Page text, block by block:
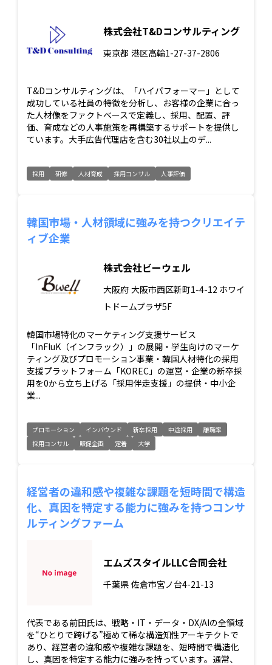
株式会社T&Dコンサルティング
東京都 港区高輪1-27-37-2806
T&Dコンサルティングは、「ハイパフォーマー」として
成功している社員の特徴を分析し、お客様の企業に合っ
た人材像をファクトベースで定義し、採用、配置、評
価、育成などの人事施策を再構築するサポートを提供し
ています。大手広告代理店を含む30社以上のデ...
採用 研修 人材育成 採用コンサル 人事評価
韓国市場・人材領域に強みを持つクリエイテ
ィブ企業
株式会社ビーウェル
大阪府 大阪市西区新町1-4-12 ホワイ
トドームプラザ5F
韓国市場特化のマーケティング支援サービス
「InFluK（インフラック）」の展開・学生向けのマーケ
ティング及びプロモーション事業・韓国人材特化の採用
支援プラットフォーム「KOREC」の運営・企業の新卒採
用を0から立ち上げる「採用伴走支援」の提供・中小企
業...
プロモーション インバウンド 新卒採用 中途採用
離職率
採用コンサル
販促企画 定着 大学
経営者の違和感や複雑な課題を短時間で構造
化、真因を特定する能力に強みを持つコンサ
ルティングファーム
エムズスタイルLLC合同会社
千葉県 佐倉市宮ノ台4-21-13
代表である前田氏は、戦略・IT・データ・DX/AIの全領域
を“ひとりで跨げる”極めて稀な構造知性アーキテクトで
あり、経営者の違和感や複雑な課題を、短時間で構造化
し、真因を特定する能力に強みを持っています。通常、